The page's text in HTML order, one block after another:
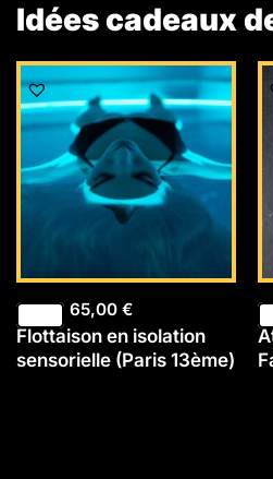
Idées cadeaux
65,00 €
Flottaison en isolation
sensorielle (Paris 13ème)